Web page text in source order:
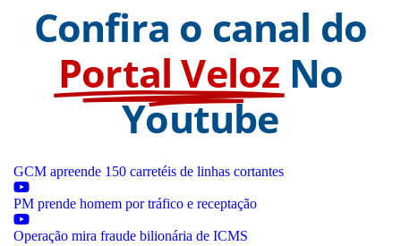
Confira o canal do
Portal Veloz No
Youtube
GCM apreende 150 carretéis de linhas cortantes
PM prende homem por tráfico e receptação
Operação mira fraude bilionária de ICMS